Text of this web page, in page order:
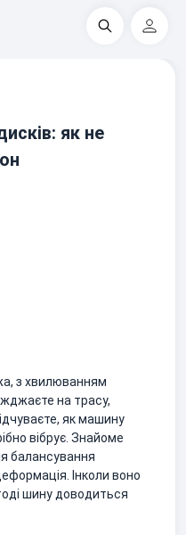
Пошук
як не
з хвилюванням
на трасу,
як машину
вібрує. Знайоме
балансування
Інколи воно
шину доводиться